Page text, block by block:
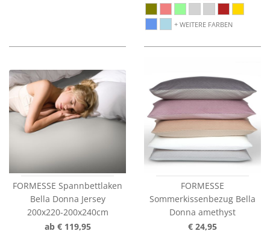
WEITERE FARBEN
FORMESSE Spannbettlaken
Bella Donna Jersey
200x220-200x240cm
ab € 119,95
FORMESSE
Sommerkissenbezug Bella
Donna amethyst
€ 24,95